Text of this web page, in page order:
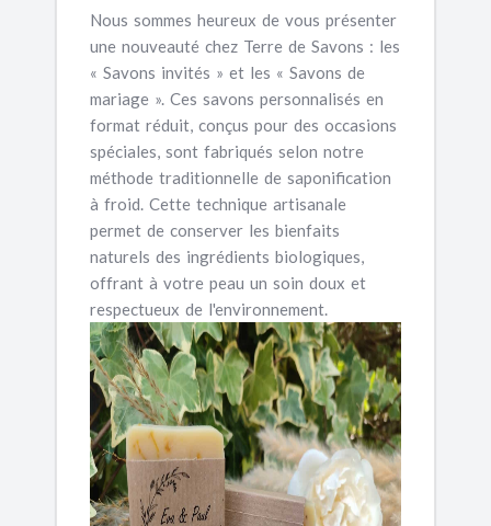
Nous sommes heureux de vous présenter
une nouveauté chez Terre de Savons : les
« Savons invités » et les « Savons de
mariage ». Ces savons personnalisés en
format réduit, conçus pour des occasions
spéciales, sont fabriqués selon notre
méthode traditionnelle de saponification
à froid. Cette technique artisanale
permet de conserver les bienfaits
naturels des ingrédients biologiques,
offrant à votre peau un soin doux et
respectueux de l'environnement.